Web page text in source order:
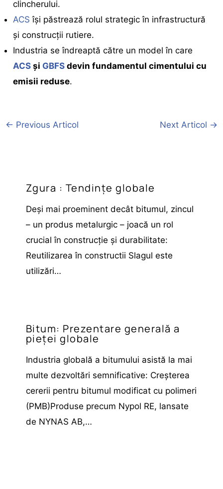
clincherului.
ACS își păstrează rolul strategic în infrastructură
și construcții rutiere.
Industria se îndreaptă către un model în care
ACS și GBFS devin fundamentul cimentului cu
emisii reduse.
← Previous Articol Next Articol →
Zgura : Tendințe globale
Deși mai proeminent decât bitumul, zincul
– un produs metalurgic – joacă un rol
crucial în construcție și durabilitate:
Reutilizarea în constructii Slagul este
utilizări…
Bitum: Prezentare generală a
pieței globale
Industria globală a bitumului asistă la mai
multe dezvoltări semnificative: Creșterea
cererii pentru bitumul modificat cu polimeri
(PMB)Produse precum Nypol RE, lansate
de NYNAS AB,…